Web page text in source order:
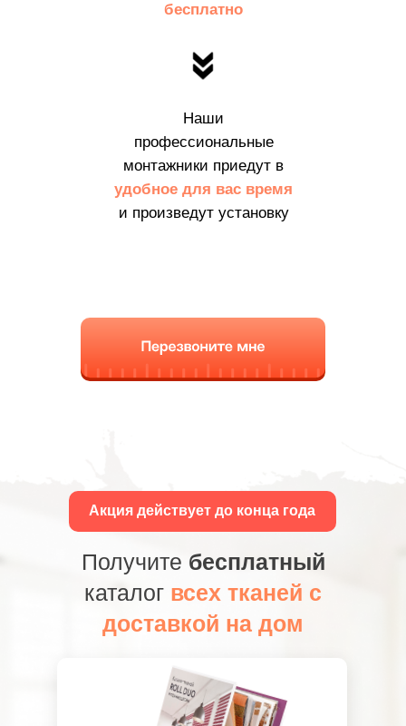
бесплатно
Наши
профессиональные
монтажники приедут в
удобное для вас время
и произведут установку
Акция действует до конца года
Получите бесплатный
каталог всех тканей с
доставкой на дом